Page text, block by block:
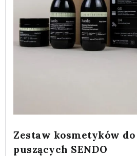
Zestaw kosmetyków do
puszących SENDO